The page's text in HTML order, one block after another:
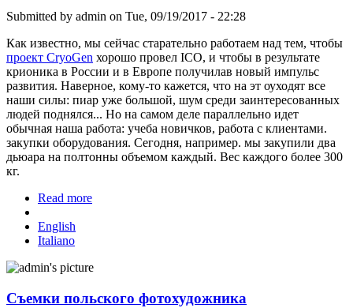
Submitted by admin on Tue, 09/19/2017 - 22:28
Как известно, мы сейчас старательно работаем над тем, чтобы
проект CryoGen хорошо провел ICO, и чтобы в результате
крионика в России и в Европе получилав новый импульс
развития. Наверное, кому-то кажется, что на эт оуходят все
наши силы: пиар уже большой, шум среди заинтересованных
людей поднялся... Но на самом деле параллельно идет
обычная наша работа: учеба новичков, работа с клиентами.
закупки оборудования. Сегодня, например. мы закупили два
дьюара на полтонны объемом каждый. Вес каждого более 300
кг.
Read more
English
Italiano
Съемки польского фотохудожника